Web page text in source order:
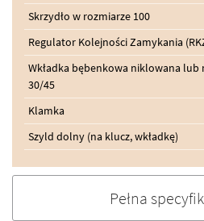
Skrzydło w rozmiarze 100
Regulator Kolejności Zamykania
Wkładka bębenkowa niklowana lub
30/45
Klamka
Szyld dolny (na klucz, wkładkę)
Pełna